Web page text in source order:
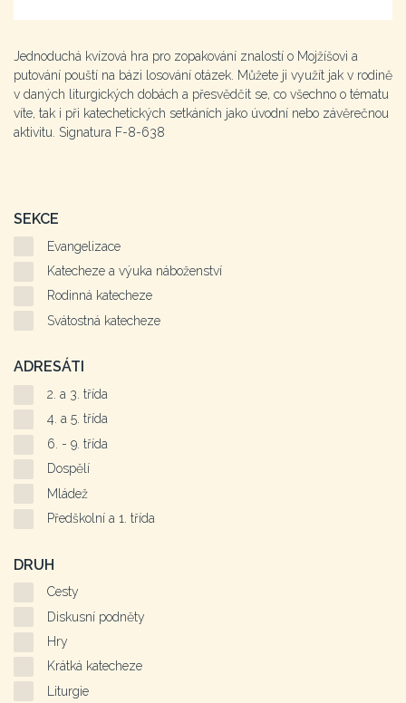
Jednoduchá kvízová hra pro zopakování znalostí o Mojžíšovi a
putování pouští na bázi losování otázek. Můžete ji využít jak v rodině
v daných liturgických dobách a přesvědčit se, co všechno o tématu
víte, tak i při katechetických setkáních jako úvodní nebo závěrečnou
aktivitu. Signatura F-8-638
SEKCE
Evangelizace
Katecheze a výuka náboženství
Rodinná katecheze
Svátostná katecheze
ADRESÁTI
2. a 3. třída
4. a 5. třída
6. - 9. třída
Dospělí
Mládež
Předškolní a 1. třída
DRUH
Cesty
Diskusní podněty
Hry
Krátká katecheze
Liturgie